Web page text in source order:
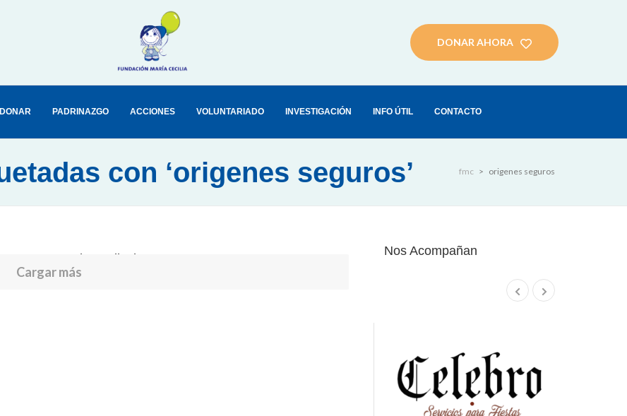
DONAR AHORA
DONAR PADRINAZGO ACCIONES VOLUNTARIADO INVESTIGACIÓN INFO ÚTIL CONTACTO
con ‘origenes seguros’ fmc > origenes seguros
are no results to display.
Cargar más
Nos Acompañan